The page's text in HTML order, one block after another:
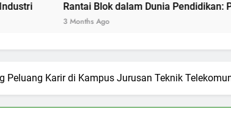
Rantai Blok dalam Dunia Pendidikan: Perubahan
Peluang Karir di Kampus Jurusan Teknik